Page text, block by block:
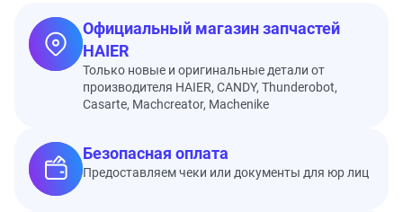
Официальный магазин запчастей
HAIER
Только новые и оригинальные детали от
производителя HAIER, CANDY, Thunderobot,
Casarte, Machcreator, Machenike
Безопасная оплата
Предоставляем чеки или документы для юр лиц